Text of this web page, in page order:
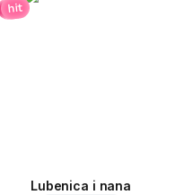
hit
Lubenica i nana